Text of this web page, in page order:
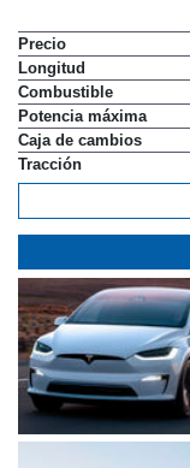
Precio
Longitud
Combustible
Potencia máxima
Caja de cambios
Tracción